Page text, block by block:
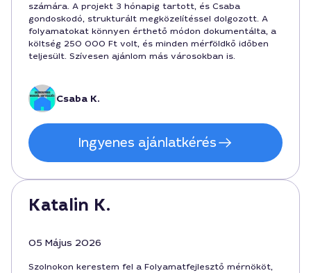
számára. A projekt 3 hónapig tartott, és Csaba
gondoskodó, strukturált megközelítéssel dolgozott. A
folyamatokat könnyen érthető módon dokumentálta, a
költség 250 000 Ft volt, és minden mérföldkő időben
teljesült. Szívesen ajánlom más városokban is.
Csaba K.
Ingyenes ajánlatkérés
Katalin K.
05 Május 2026
Szolnokon kerestem fel a Folyamatfejlesztő mérnököt,